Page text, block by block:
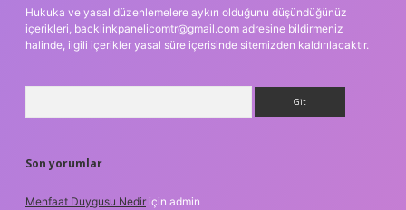
Hukuka ve yasal düzenlemelere aykırı olduğunu düşündüğünüz
içerikleri, backlinkpanelicomtr@gmail.com adresine bildirmeniz
halinde, ilgili içerikler yasal süre içerisinde sitemizden kaldırılacaktır.
Son yorumlar
Menfaat Duygusu Nedir için admin